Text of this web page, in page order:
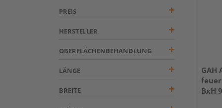
PREIS
HERSTELLER
OBERFLÄCHENBEHANDLUNG
LÄNGE
BREITE
GAH
BxH